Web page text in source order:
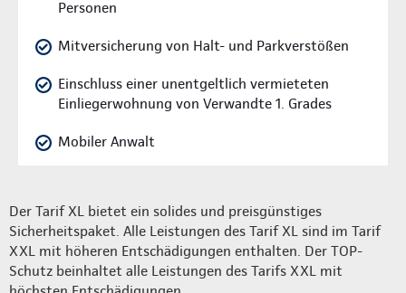
Personen
Mitversicherung von Halt- und Parkverstößen
Einschluss einer unentgeltlich vermieteten
Einliegerwohnung von Verwandte 1. Grades
Mobiler Anwalt
Der Tarif XL bietet ein solides und preisgünstiges
Sicherheitspaket. Alle Leistungen des Tarif XL sind im Tarif
XXL mit höheren Entschädigungen enthalten. Der TOP-
Schutz beinhaltet alle Leistungen des Tarifs XXL mit